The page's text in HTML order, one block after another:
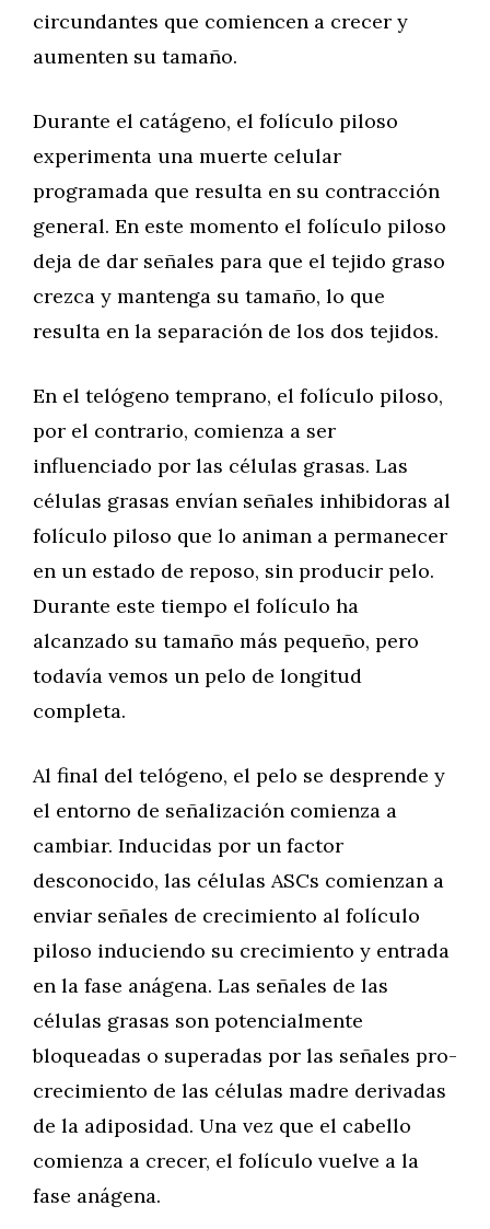
circundantes que comiencen a crecer y
aumenten su tamaño.
Durante el catágeno, el folículo piloso
experimenta una muerte celular
programada que resulta en su contracción
general. En este momento el folículo piloso
deja de dar señales para que el tejido graso
crezca y mantenga su tamaño, lo que
resulta en la separación de los dos tejidos.
En el telógeno temprano, el folículo piloso,
por el contrario, comienza a ser
influenciado por las células grasas. Las
células grasas envían señales inhibidoras al
folículo piloso que lo animan a permanecer
en un estado de reposo, sin producir pelo.
Durante este tiempo el folículo ha
alcanzado su tamaño más pequeño, pero
todavía vemos un pelo de longitud
completa.
Al final del telógeno, el pelo se desprende y
el entorno de señalización comienza a
cambiar. Inducidas por un factor
desconocido, las células ASCs comienzan a
enviar señales de crecimiento al folículo
piloso induciendo su crecimiento y entrada
en la fase anágena. Las señales de las
células grasas son potencialmente
bloqueadas o superadas por las señales pro-
crecimiento de las células madre derivadas
de la adiposidad. Una vez que el cabello
comienza a crecer, el folículo vuelve a la
fase anágena.